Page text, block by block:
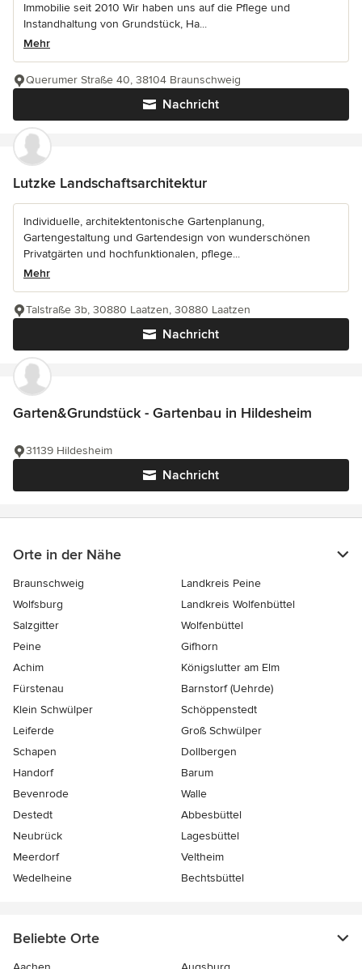
Immobilie seit 2010 Wir haben uns auf die Pflege und
Instandhaltung von Grundstück, Ha...
Mehr
Nachricht
Querumer Straße 40, 38104 Braunschweig
Lutzke Landschaftsarchitektur
Individuelle, architektentonische Gartenplanung,
Gartengestaltung und Gartendesign von wunderschönen
Privatgärten und hochfunktionalen, pflege...
Mehr
Nachricht
Talstraße 3b, 30880 Laatzen, 30880 Laatzen
Garten&Grundstück - Gartenbau in Hildesheim
Nachricht
31139 Hildesheim
Orte in der Nähe
Braunschweig
Landkreis Peine
Wolfsburg
Landkreis Wolfenbüttel
Salzgitter
Wolfenbüttel
Peine
Gifhorn
Achim
Königslutter am Elm
Fürstenau
Barnstorf (Uehrde)
Klein Schwülper
Schöppenstedt
Leiferde
Groß Schwülper
Schapen
Dollbergen
Handorf
Barum
Bevenrode
Walle
Destedt
Abbesbüttel
Neubrück
Lagesbüttel
Meerdorf
Veltheim
Wedelheine
Bechtsbüttel
Beliebte Orte